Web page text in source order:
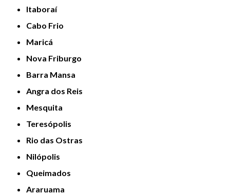
Itaboraí
Cabo Frio
Maricá
Nova Friburgo
Barra Mansa
Angra dos Reis
Mesquita
Teresópolis
Rio das Ostras
Nilópolis
Queimados
Araruama